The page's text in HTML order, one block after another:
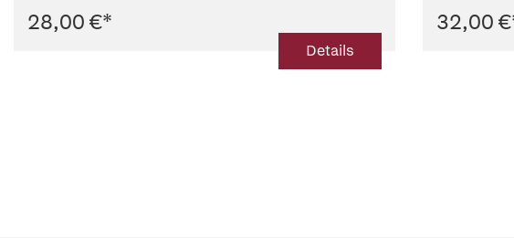
28,00 €*
Details
32,00 €